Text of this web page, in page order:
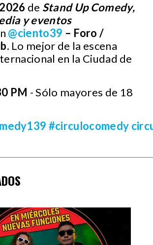
2026 de Stand Up Comedy,
y eventos
@ciento39 – Foro /
. Lo mejor de la escena
en la Ciudad de
PM - Sólo mayores de 18
#circulocomedy